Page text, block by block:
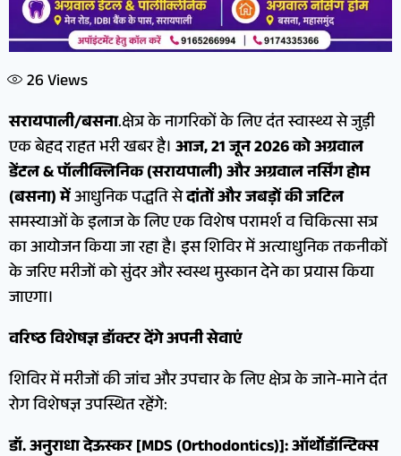
26Views
सरायपाली/बसना.क्षेत्र के नागरिकों के लिए दंत स्वास्थ्य से जुड़ी
एक बेहद राहत भरी खबर है। आज, 21 जून 2026 को अग्रवाल
डेंटल & पॉलीक्लिनिक (सरायपाली) और अग्रवाल नर्सिंग होम
(बसना) मेंआधुनिक पद्धति सेदांतों और जबड़ों की जटिल
समस्याओं के इलाज के लिए एक विशेष परामर्श व चिकित्सा सत्र
का आयोजन किया जा रहा है। इस शिविर में अत्याधुनिक तकनीकों
के जरिए मरीजों को सुंदर और स्वस्थ मुस्कान देने का प्रयास किया
जाएगा।
वरिष्ठ विशेषज्ञ डॉक्टर देंगे अपनी सेवाएं
शिविर में मरीजों की जांच और उपचार के लिए क्षेत्र के जाने-माने दंत
रोग विशेषज्ञ उपस्थित रहेंगे:
डॉ. अनुराधा देऊस्कर [MDS (Orthodontics)]: ऑर्थोडॉन्टिक्स